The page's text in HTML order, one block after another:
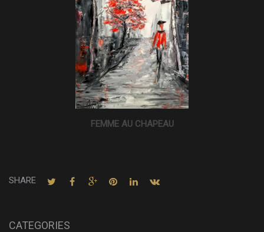
FEMME AU CHAPEAU
SHARE
CATEGORIES